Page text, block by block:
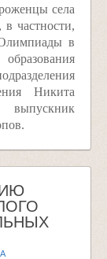
села
в частности,
в
Никита